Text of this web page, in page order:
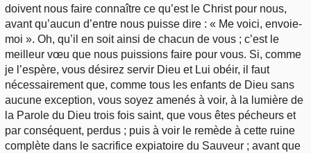
doivent nous faire connaître ce qu’est le Christ pour nous,
avant qu’aucun d’entre nous puisse dire : « Me voici, envoie-
moi ». Oh, qu’il en soit ainsi de chacun de vous ; c’est le
meilleur vœu que nous puissions faire pour vous. Si, comme
je l’espère, vous désirez servir Dieu et Lui obéir, il faut
nécessairement que, comme tous les enfants de Dieu sans
aucune exception, vous soyez amenés à voir, à la lumière de
la Parole du Dieu trois fois saint, que vous êtes pécheurs et
par conséquent, perdus ; puis à voir le remède à cette ruine
complète dans le sacrifice expiatoire du Sauveur ; avant que